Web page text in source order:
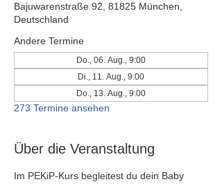
Bajuwarenstraße 92, 81825 München,
Deutschland
Andere Termine
Do., 06. Aug., 9:00
Di., 11. Aug., 9:00
Do., 13. Aug., 9:00
273 Termine ansehen
Über die Veranstaltung
Im PEKiP-Kurs begleitest du dein Baby